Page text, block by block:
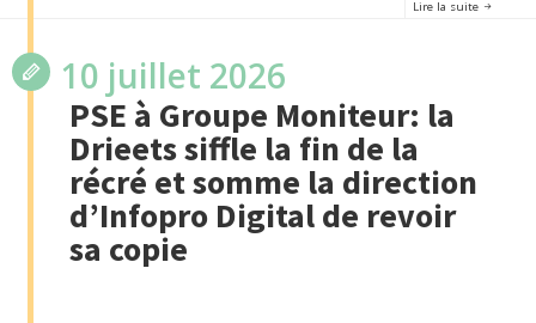
Lire la suite
10 juillet 2026
PSE à Groupe Moniteur: la
Drieets siffle la fin de la
récré et somme la direction
d’Infopro Digital de revoir
sa copie